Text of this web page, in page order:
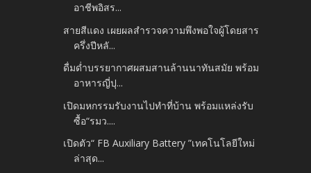
อาชีพอิสร...
สายสีแดง เผยผลสำรวจความพึงพอใจผู้โดยสาร
ครึ่งปีหลั...
ดื่มด่ำบรรยากาศผสมสานล้านนาทันสมัย พร้อม
อาหารญี่ปุ...
เปิดมหกรรมรับงานไปทำที่บ้าน พร้อมแหล่งรับ
ซื้อ“รมว....
เปิดตัว“ FB Auxiliary Battery ”เทคโนโลยีใหม่
ล่าสุด...